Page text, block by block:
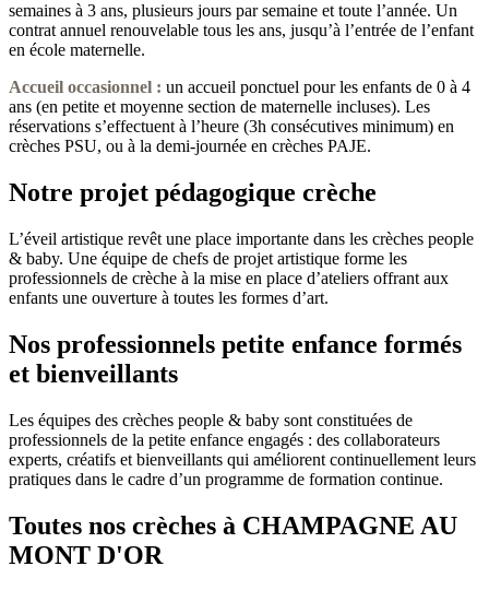
semaines à 3 ans, plusieurs jours par semaine et toute l’année. Un
contrat annuel renouvelable tous les ans, jusqu’à l’entrée de l’enfant
en école maternelle.
Accueil occasionnel : un accueil ponctuel pour les enfants de 0 à 4
ans (en petite et moyenne section de maternelle incluses). Les
réservations s’effectuent à l’heure (3h consécutives minimum) en
crèches PSU, ou à la demi-journée en crèches PAJE.
Notre projet pédagogique crèche
L’éveil artistique revêt une place importante dans les crèches people
& baby. Une équipe de chefs de projet artistique forme les
professionnels de crèche à la mise en place d’ateliers offrant aux
enfants une ouverture à toutes les formes d’art.
Nos professionnels petite enfance formés
et bienveillants
Les équipes des crèches people & baby sont constituées de
professionnels de la petite enfance engagés : des collaborateurs
experts, créatifs et bienveillants qui améliorent continuellement leurs
pratiques dans le cadre d’un programme de formation continue.
Toutes nos crèches à CHAMPAGNE AU
MONT D'OR